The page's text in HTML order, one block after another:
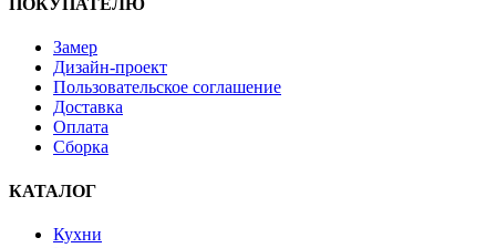
ПОКУПАТЕЛЮ
Замер
Дизайн-проект
Пользовательское соглашение
Доставка
Оплата
Сборка
КАТАЛОГ
Кухни